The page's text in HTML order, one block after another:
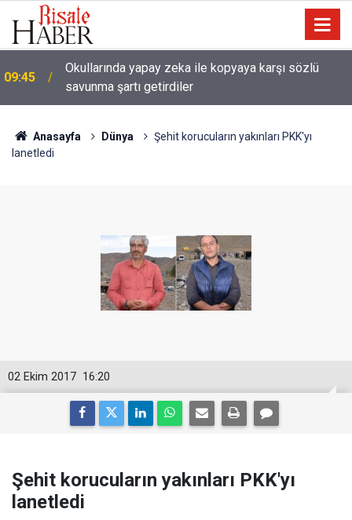
09:31
Ağustos ayında gökyüzünde iki tutulma ve Perseid
gök taşı yağmuru yaşanacak
Anasayfa Dünya
Şehit korucuların yakınları PKK'yı
lanetledi
16:20
02 Ekim 2017
Şehit korucuların yakınları PKK'yı
lanetledi